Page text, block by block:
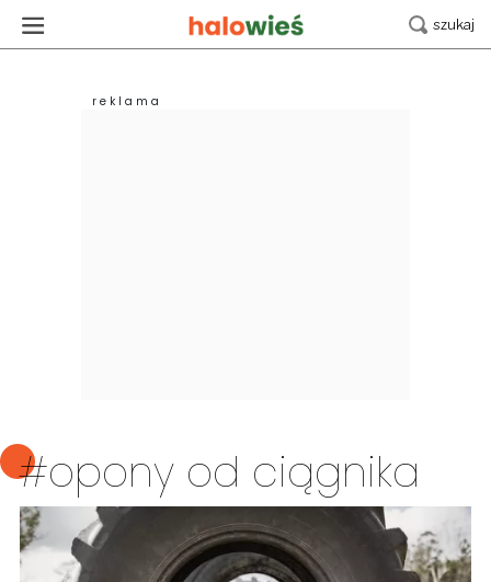
#opony od ciągnika